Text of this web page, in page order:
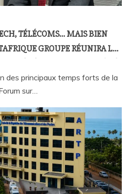
TÉLÉCOMS… MAIS BIEN
GROUPE RÉUNIRA LE
SÉNÉGALAISE LE 10 AOÛT À
des principaux temps forts de la
sur…